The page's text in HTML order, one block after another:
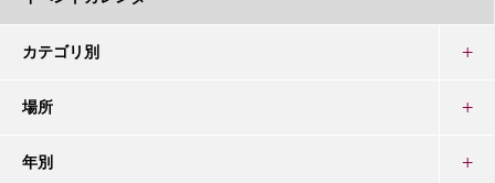
カテゴリ別
場所
年別